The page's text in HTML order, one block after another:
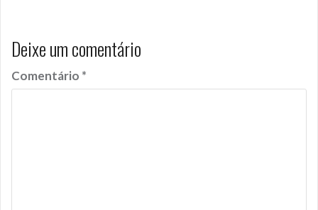
Deixe um comentário
Comentário *